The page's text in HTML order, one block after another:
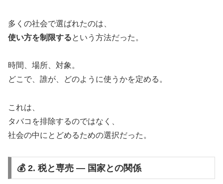
多くの社会で選ばれたのは、
使い方を制限するという方法だった。
時間、場所、対象。
どこで、誰が、どのように使うかを定める。
これは、
タバコを排除するのではなく、
社会の中にとどめるための選択だった。
💰 2. 税と専売 ― 国家との関係